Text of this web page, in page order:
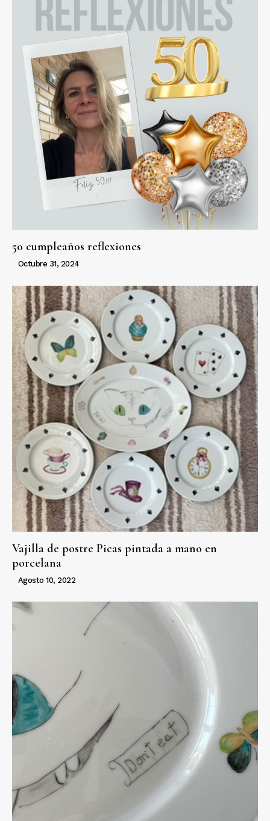
50 cumpleaños reflexiones
Octubre 31, 2024
Vajilla de postre Picas pintada a mano en
porcelana
Agosto 10, 2022